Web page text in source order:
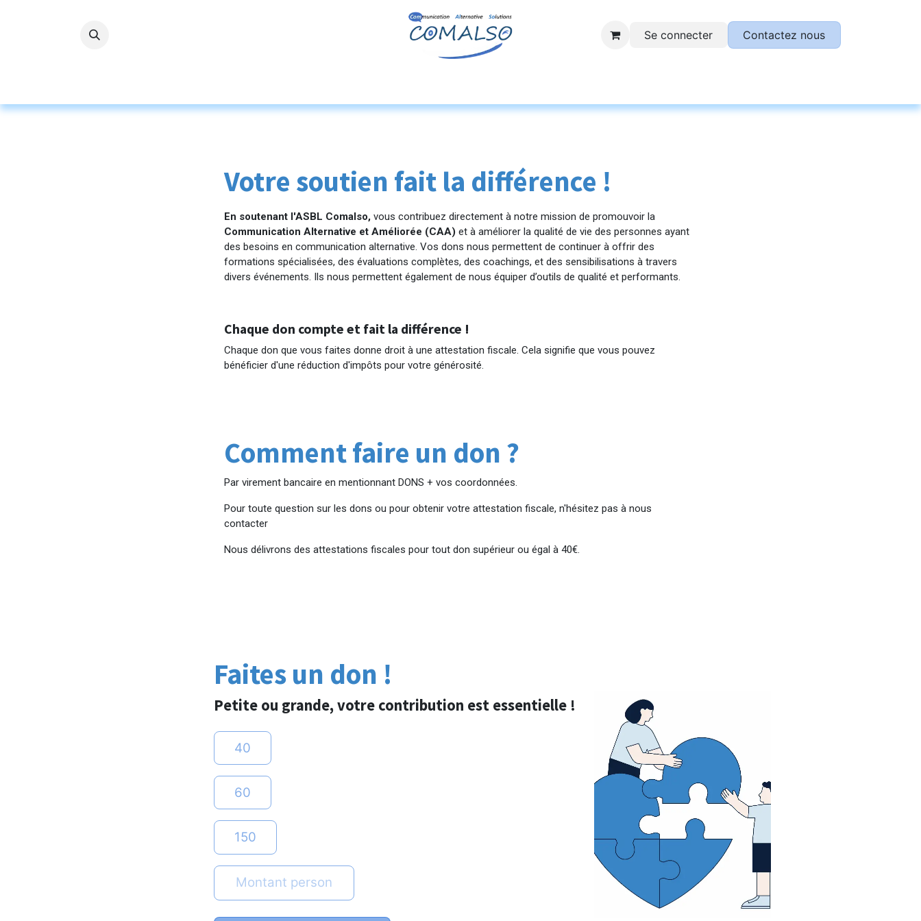
Se connecter Contactez nous
Votre soutien fait la différence !
En soutenant l'ASBL Comalso, vous contribuez directement à notre mission de promouvoir la
Communication Alternative et Améliorée (CAA) et à améliorer la qualité de vie des personnes ayant
des besoins en communication alternative. Vos dons nous permettent de continuer à offrir des
formations spécialisées, des évaluations complètes, des coachings, et des sensibilisations à travers
divers événements. Ils nous permettent également de nous équiper d’outils de qualité et performants.
Chaque don compte et fait la différence !
Chaque don que vous faites donne droit à une attestation fiscale. Cela signifie que vous pouvez
bénéficier d'une réduction d'impôts pour votre générosité.
Comment faire un don ?
Par virement bancaire en mentionnant DONS + vos coordonnées.
Pour toute question sur les dons ou pour obtenir votre attestation fiscale, n'hésitez pas à nous
contacter
Nous délivrons des attestations fiscales pour tout don supérieur ou égal à 40€.
Faites un don !
Petite ou grande, votre contribution est essentielle !
40
60
150